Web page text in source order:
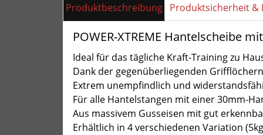
Produktbeschreibung Produktsicherheit
POWER-XTREME Hantelscheibe
Ideal für das tägliche Kraft-Training zu
Dank der gegenüberliegenden
Extrem unempfindlich und
Für alle Hantelstangen mit einer 30mm-
Aus massivem Gusseisen mit gut
Erhältlich in 4 verschiedenen Variation